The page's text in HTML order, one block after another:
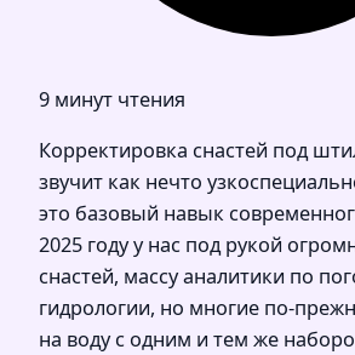
9 минут чтения
Корректировка снастей под
звучит как нечто
это базовый навык
2025 году у нас под рукой
снастей, массу аналитики по
гидрологии, но многие
на воду с одним и тем же